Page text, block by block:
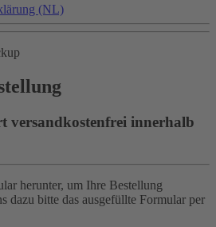
(NL)
versandkostenfrei innerhalb
herunter, um Ihre Bestellung
dazu bitte das ausgefüllte Formular per